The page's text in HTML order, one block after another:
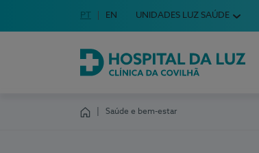
Escolha o seu idioma
Idioma em Português
PT English Language
EN UNIDADES LUZ SAÚDE
Hospital da Luz Clínica da Covilhã
Saúde e bem-estar